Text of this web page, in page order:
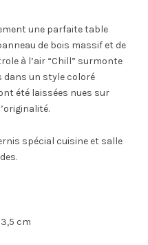
une parfaite table
de bois massif et de
à l’air “Chill” surmonte
un style coloré
été laissées nues sur
spécial cuisine et salle
cm